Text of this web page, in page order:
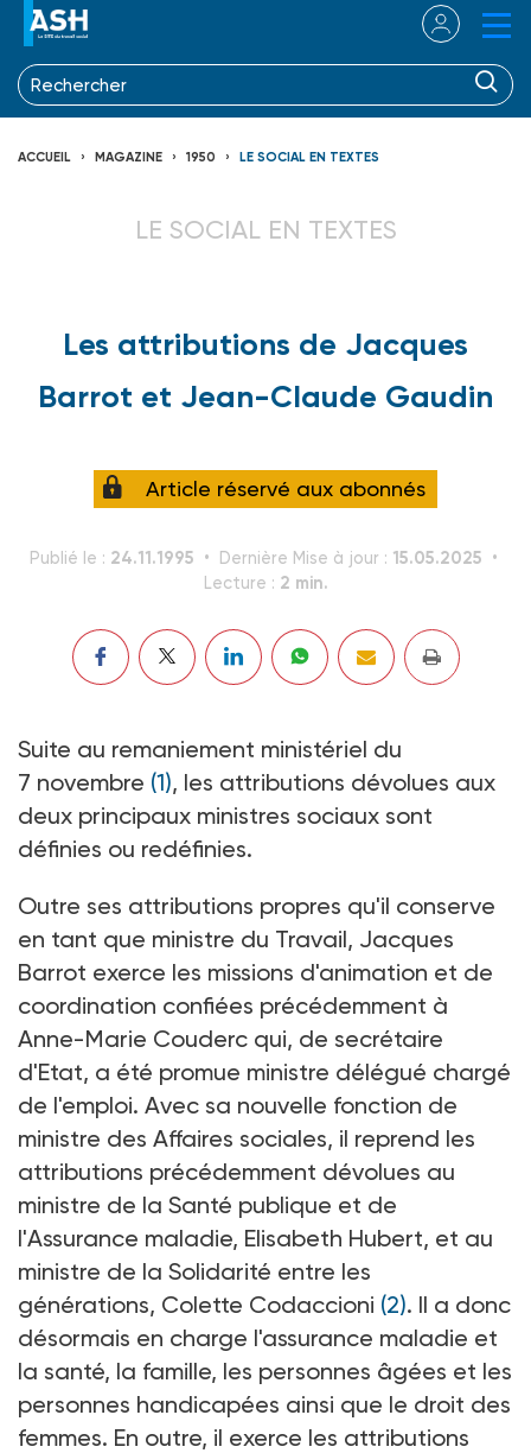
ACCUEIL MAGAZINE 1950 LE SOCIAL EN TEXTES
LE SOCIAL EN TEXTES
Les attributions de Jacques
Barrot et Jean-Claude Gaudin
Article réservé aux abonnés
Publié le : 24.11.1995 Dernière Mise à jour : 15.05.2025
Lecture : 2 min.
Suite au remaniement ministériel du
7 novembre (1), les attributions dévolues aux
deux principaux ministres sociaux sont
définies ou redéfinies.
Outre ses attributions propres qu'il conserve
en tant que ministre du Travail, Jacques
Barrot exerce les missions d'animation et de
coordination confiées précédemment à
Anne-Marie Couderc qui, de secrétaire
d'Etat, a été promue ministre délégué chargé
de l'emploi. Avec sa nouvelle fonction de
ministre des Affaires sociales, il reprend les
attributions précédemment dévolues au
ministre de la Santé publique et de
l'Assurance maladie, Elisabeth Hubert, et au
ministre de la Solidarité entre les
générations, Colette Codaccioni (2). Il a donc
désormais en charge l'assurance maladie et
la santé, la famille, les personnes âgées et les
personnes handicapées ainsi que le droit des
femmes. En outre, il exerce les attributions